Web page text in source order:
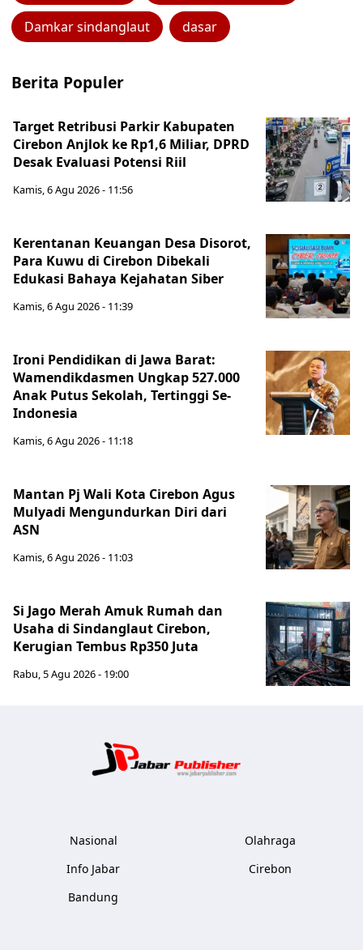
Damkar sindanglaut dasar
Berita Populer
Target Retribusi Parkir Kabupaten
Cirebon Anjlok ke Rp1,6 Miliar, DPRD
Desak Evaluasi Potensi Riil
Kamis, 6 Agu 2026 - 11:56
Kerentanan Keuangan Desa Disorot,
Para Kuwu di Cirebon Dibekali
Edukasi Bahaya Kejahatan Siber
Kamis, 6 Agu 2026 - 11:39
Ironi Pendidikan di Jawa Barat:
Wamendikdasmen Ungkap 527.000
Anak Putus Sekolah, Tertinggi Se-
Indonesia
Kamis, 6 Agu 2026 - 11:18
Mantan Pj Wali Kota Cirebon Agus
Mulyadi Mengundurkan Diri dari
ASN
Kamis, 6 Agu 2026 - 11:03
Si Jago Merah Amuk Rumah dan
Usaha di Sindanglaut Cirebon,
Kerugian Tembus Rp350 Juta
Rabu, 5 Agu 2026 - 19:00
Nasional
Info Jabar
Bandung
Olahraga
Cirebon